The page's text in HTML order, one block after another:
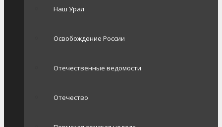
Наш Урал
Освобождение России
Отечественные ведомости
Отечество